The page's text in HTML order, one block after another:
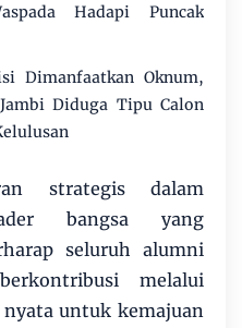
Hadapi Puncak
Dimanfaatkan Oknum,
Diduga Tipu Calon
strategis dalam
bangsa yang
seluruh alumni
melalui
untuk kemajuan